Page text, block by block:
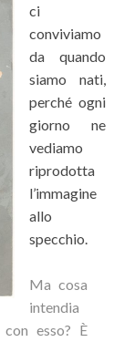
ci
conviviamo
da quando
siamo nati,
perché ogni
giorno ne
vediamo
riprodotta
l’immagine
allo
specchio.
Ma cosa
intendia
esso? È